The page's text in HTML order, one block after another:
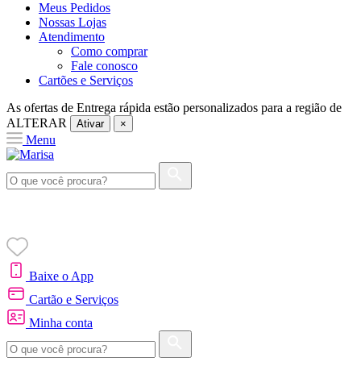
Meus Pedidos
Nossas Lojas
Atendimento
Como comprar
Fale conosco
Cartões e Serviços
As ofertas de Entrega rápida estão personalizados para a região de
ALTERAR
Ativar ×
Menu
Baixe o App
Cartão e Serviços
Minha conta